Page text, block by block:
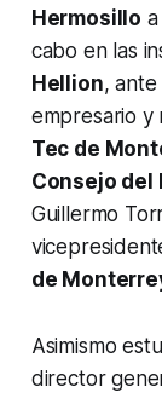
Hermosillo
cabo en las
Hellion,
empresario y
Tec de
Consejo del
Guillermo
de
Asimismo
director